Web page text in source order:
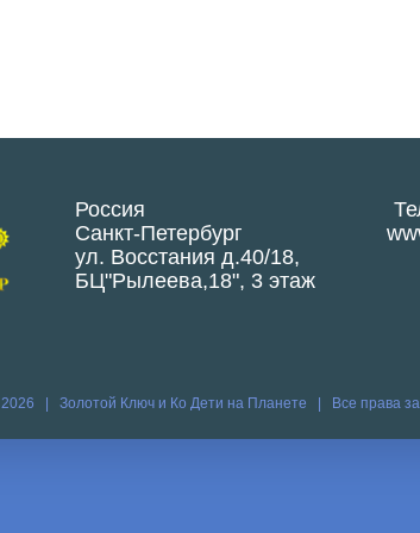
Россия
Санкт-Петербург
ул. Восстания д.40/18,
БЦ"Рылеева,18", 3 этаж
2026 | Золотой Ключ и Ко Дети на Планете | Все права